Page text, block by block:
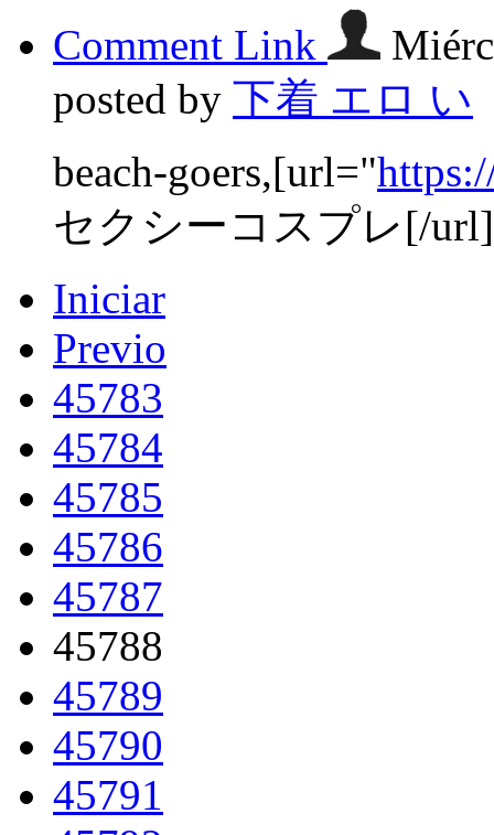
Comment Link
posted by 下着 エロ い
beach-goers,[url="
セクシーコスプレ[/
Iniciar
Previo
45783
45784
45785
45786
45787
45788
45789
45790
45791